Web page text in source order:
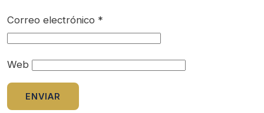
Correo electrónico *
Web